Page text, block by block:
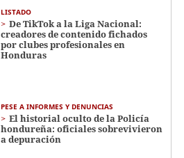
LISTADO
De TikTok a la Liga Nacional:
creadores de contenido fichados
por clubes profesionales en
Honduras
PESE A INFORMES Y DENUNCIAS
El historial oculto de la Policía
hondureña: oficiales sobrevivieron
a depuración